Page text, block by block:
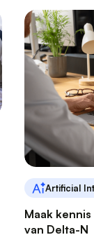
Artificial
Maak
van Delta-N